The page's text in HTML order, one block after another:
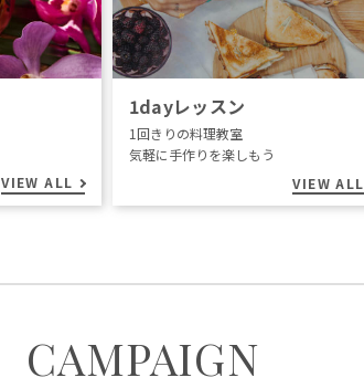
VIEW ALL
1dayレッスン
1回きりの料理教室
気軽に手作りを楽しもう
VIEW ALL
CAMPAIGN